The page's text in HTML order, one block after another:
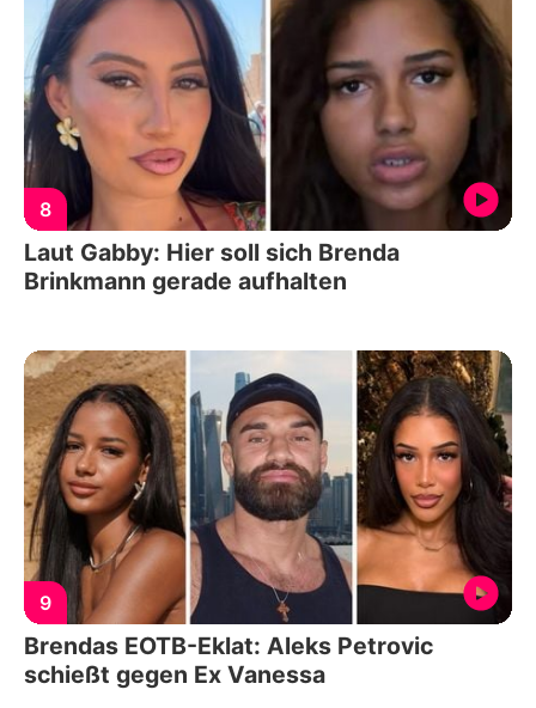
8
Laut Gabby: Hier soll sich Brenda
Brinkmann gerade aufhalten
9
Brendas EOTB-Eklat: Aleks Petrovic
schießt gegen Ex Vanessa